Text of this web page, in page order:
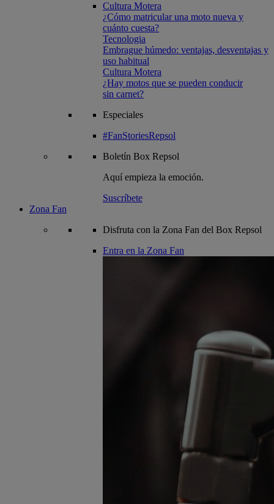
Cultura Motera
¿Cómo matricular una moto nueva y
cuánto cuesta?
Tecnologia
Embrague húmedo: ventajas, desventajas y
uso habitual
Cultura Motera
¿Hay motos que se pueden conducir
sin carnet?
Especiales
#FanStoriesRepsol
Boletín Box Repsol
Aquí empieza la emoción.
Suscríbete
Zona Fan
Disfruta con la Zona Fan del Box Repsol
Entra en la Zona Fan